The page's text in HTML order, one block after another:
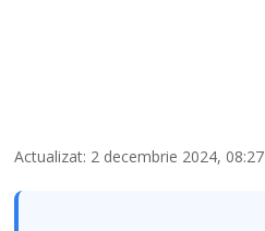
Actualizat: 2 decembrie 2024, 08:27